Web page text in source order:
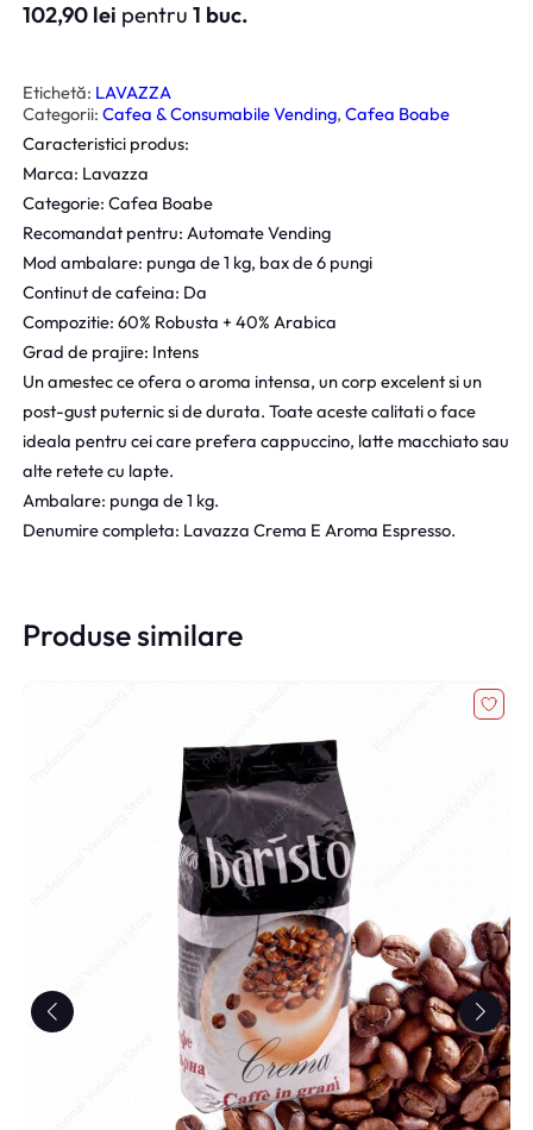
e
u
l
i
n
i
ț
i
a
l
a
f
o
s
t
:
1
,
0
e
l
e
n
e
t
e
:
2
0
i
.
102,90 lei pentru1 buc.
Etichetă: LAVAZZA
Categorii:Cafea & Consumabile Vending, Cafea Boabe
Caracteristici produs:
Marca: Lavazza
Categorie: Cafea Boabe
Recomandat pentru: Automate Vending
Mod ambalare: punga de 1 kg, bax de 6 pungi
Continut de cafeina: Da
Compozitie: 60% Robusta + 40% Arabica
Grad de prajire: Intens
Un amestec ce ofera o aroma intensa, un corp excelent si un
post-gust puternic si de durata. Toate aceste calitati o face
ideala pentru cei care prefera cappuccino, latte macchiato sau
alte retete cu lapte.
Ambalare: punga de 1 kg.
Denumire completa: Lavazza Crema E Aroma Espresso.
Produse similare